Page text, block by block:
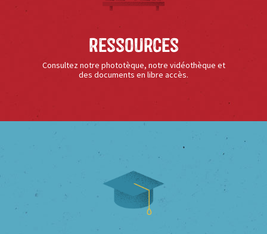
Ressources
Consultez notre phototèque, notre vidéothèque et
des documents en libre accès.